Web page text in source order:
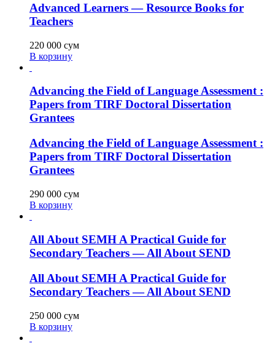
Advanced Learners — Resource Books for
Teachers
220 000 сум
В корзину
Advancing the Field of Language Assessment :
Papers from TIRF Doctoral Dissertation
Grantees
Advancing the Field of Language Assessment :
Papers from TIRF Doctoral Dissertation
Grantees
290 000 сум
В корзину
All About SEMH A Practical Guide for
Secondary Teachers — All About SEND
All About SEMH A Practical Guide for
Secondary Teachers — All About SEND
250 000 сум
В корзину